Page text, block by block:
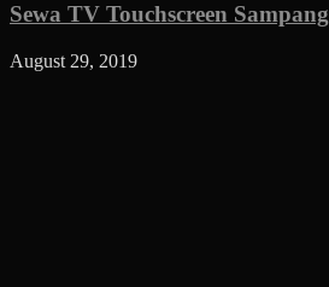
Sewa TV Touchscreen Sampang
August 29, 2019